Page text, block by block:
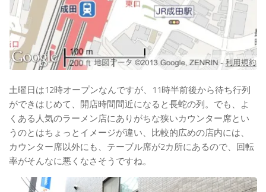
土曜日は12時オープンなんですが、11時半前後から待ち行列
ができはじめて、開店時間間近になると長蛇の列。でも、よ
くある人気のラーメン店にありがちな狭いカウンター席とい
うのとはちょっとイメージが違い、比較的広めの店内には、
カウンター席以外にも、テーブル席が2カ所にあるので、回転
率がそんなに悪くなさそうですね。